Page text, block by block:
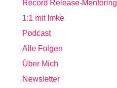
Record Release-Mentoring
1:1 mit Imke
Podcast
Alle Folgen
Über Mich
Newsletter